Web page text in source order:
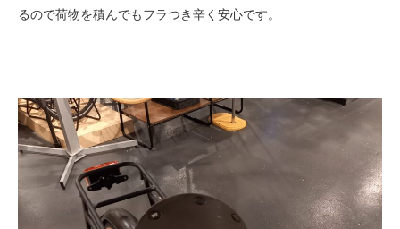
るので荷物を積んでもフラつき辛く安心です。